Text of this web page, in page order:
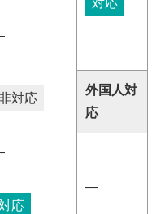
対応
応
対応
外国人対
応
―